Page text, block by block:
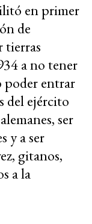
en primer
de
tierras
a no tener
poder entrar
del ejército
ser
y a ser
gitanos,
a la